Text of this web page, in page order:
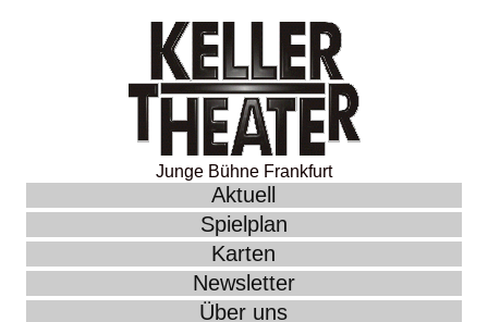
Junge Bühne Frankfurt
Aktuell
Spielplan
Karten
Newsletter
Über uns